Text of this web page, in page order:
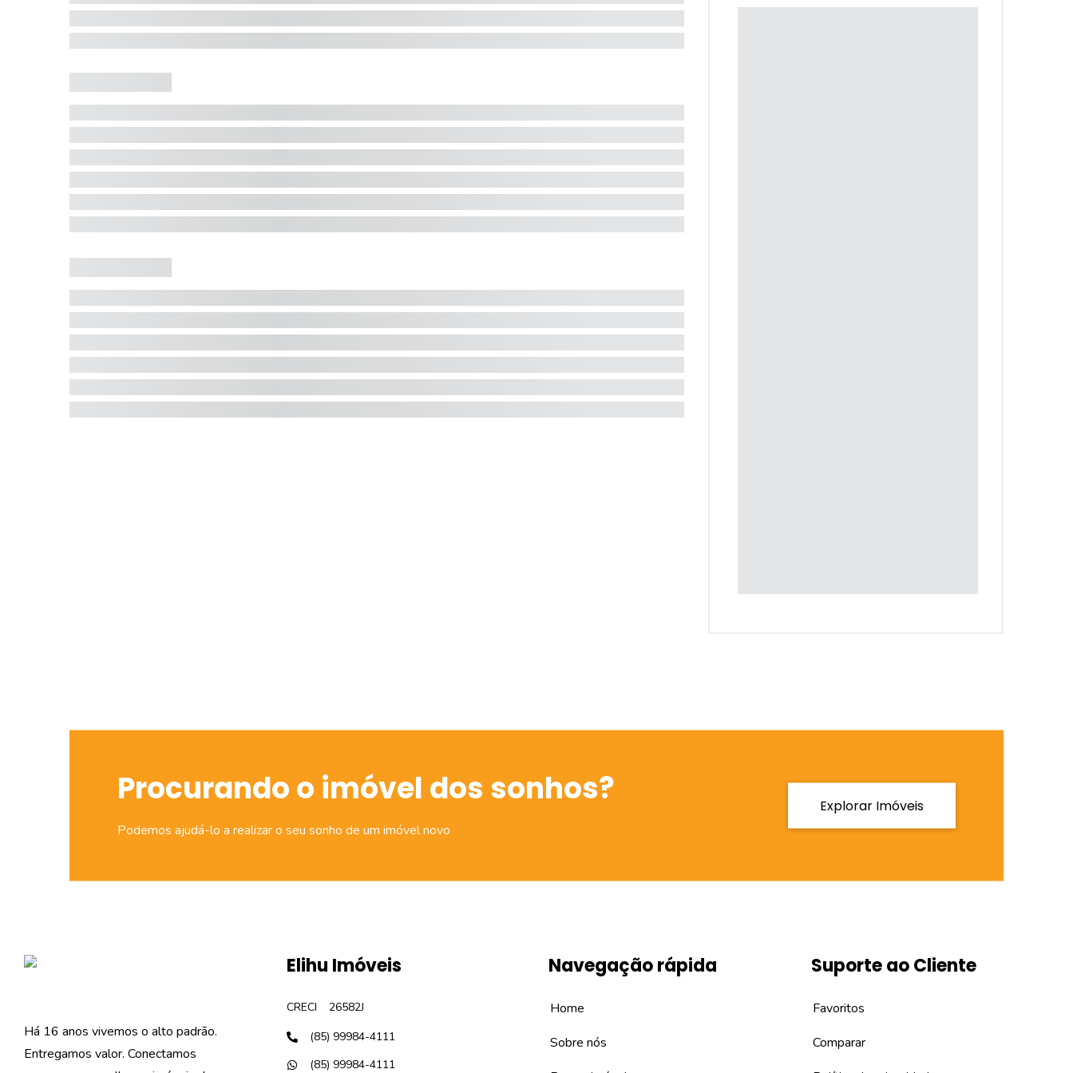
Procurando o imóvel dos sonhos?
Podemos ajudá-lo a realizar o seu sonho de um imóvel novo
Explorar Imóveis
Há 16 anos vivemos o alto padrão.
Entregamos valor. Conectamos
Elihu Imóveis
CRECI
26582J
(85) 99984-4111
(85) 99984-4111
Navegação rápida
Home
Sobre nós
Suporte ao Cliente
Favoritos
Comparar